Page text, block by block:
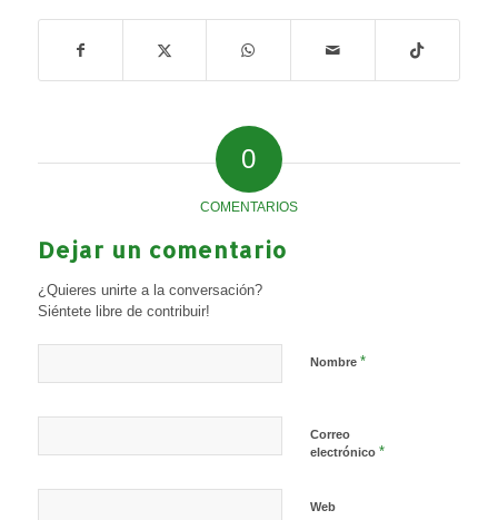
0
COMENTARIOS
Dejar un comentario
¿Quieres unirte a la conversación?
Siéntete libre de contribuir!
Nombre *
Correo
electrónico *
Web